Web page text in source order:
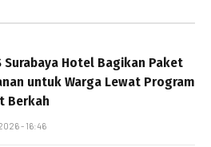
Surabaya Hotel Bagikan Paket
untuk Warga Lewat Program
Berkah
- 16:46